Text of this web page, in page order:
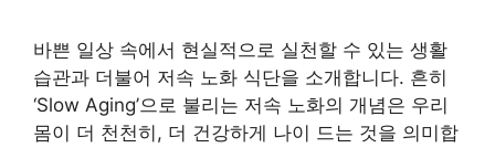
바쁜 일상 속에서 현실적으로 실천할 수 있는 생활
습관과 더불어 저속 노화 식단을 소개합니다. 흔히
‘Slow Aging’으로 불리는 저속 노화의 개념은 우리
몸이 더 천천히, 더 건강하게 나이 드는 것을 의미합